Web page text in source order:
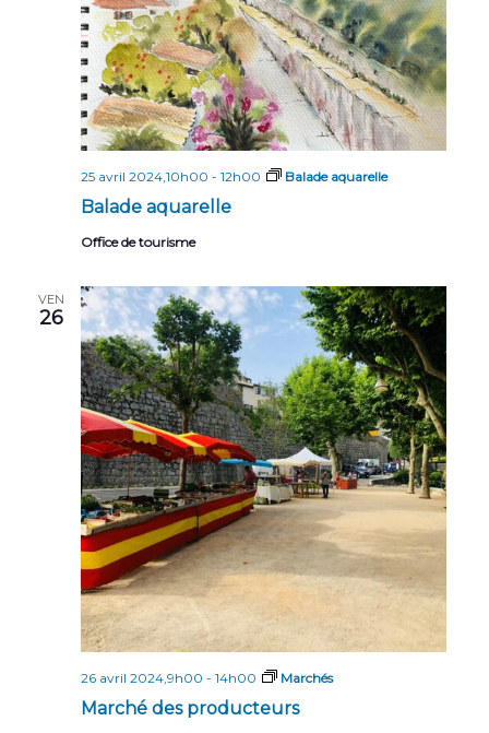
Balade aquarelle
25 avril 2024,10h00 - 12h00 Balade aquarelle
Office de tourisme
VEN
26
Marché des producteurs
26 avril 2024,9h00 - 14h00 Marchés